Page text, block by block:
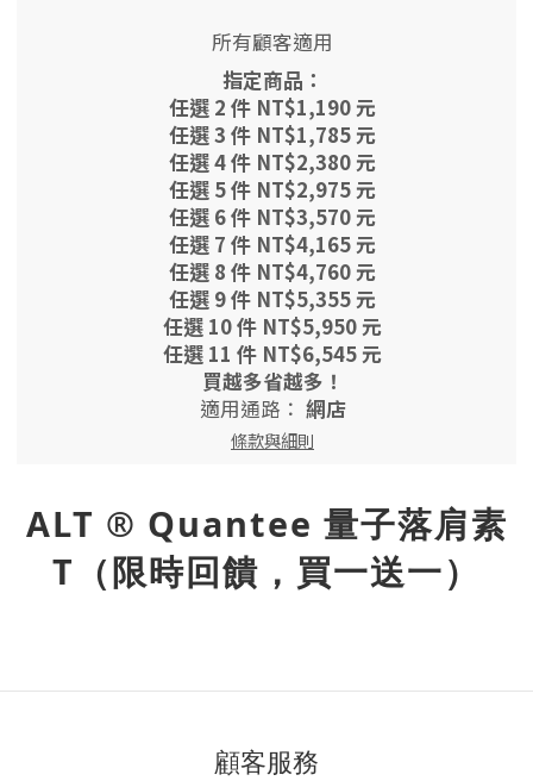
所有顧客適用
指定商品：
任選 2 件 NT$1,190 元
任選 3 件 NT$1,785 元
任選 4 件 NT$2,380 元
任選 5 件 NT$2,975 元
任選 6 件 NT$3,570 元
任選 7 件 NT$4,165 元
任選 8 件 NT$4,760 元
任選 9 件 NT$5,355 元
任選 10 件 NT$5,950 元
任選 11 件 NT$6,545 元
買越多省越多！
適用通路： 網店
條款與細則
ALT ® Quantee 量子落肩素
T（限時回饋，買一送一）
顧客服務